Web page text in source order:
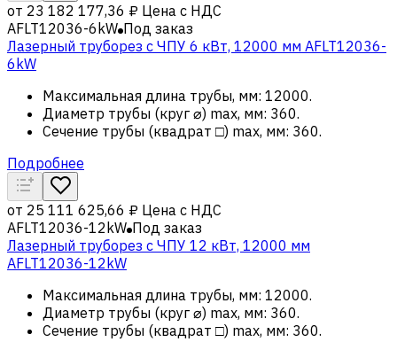
от 23 182 177,36 ₽ Цена с НДС
AFLT12036-6kW Под заказ
Лазерный труборез с ЧПУ 6 кВт, 12000 мм AFLT12036-
6kW
Максимальная длина трубы, мм: 12000.
Диаметр трубы (круг ⌀) max, мм: 360.
Сечение трубы (квадрат □) max, мм: 360.
Подробнее
от 25 111 625,66 ₽ Цена с НДС
AFLT12036-12kW Под заказ
Лазерный труборез c ЧПУ 12 кВт, 12000 мм
AFLT12036-12kW
Максимальная длина трубы, мм: 12000.
Диаметр трубы (круг ⌀) max, мм: 360.
Сечение трубы (квадрат □) max, мм: 360.